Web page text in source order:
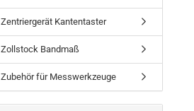
Zentriergerät Kantentaster
Zollstock Bandmaß
Zubehör für Messwerkzeuge